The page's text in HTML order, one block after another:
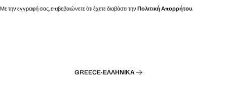
Με την εγγραφή σας, επιβεβαιώνετε ότι έχετε διαβάσει την Πολιτική Απορρήτου.
GREECE·ΕΛΛΗΝΙΚΆ